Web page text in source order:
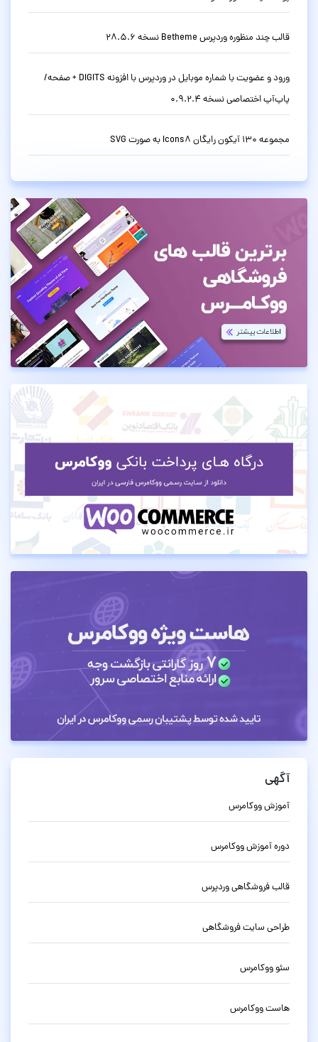
قالب چند منظوره وردپرس Betheme نسخه 28.5.6
ورود و عضویت با شماره موبایل در وردپرس با افزونه DIGITS + صفحه/
پاپ‌آپ اختصاصی نسخه 0.9.2.4
مجموعه 130 آیکون رایگان Icons8 به صورت SVG
آگهی
آموزش ووکامرس
دوره آموزش ووکامرس
قالب فروشگاهی وردپرس
طراحی سایت فروشگاهی
سئو ووکامرس
هاست ووکامرس